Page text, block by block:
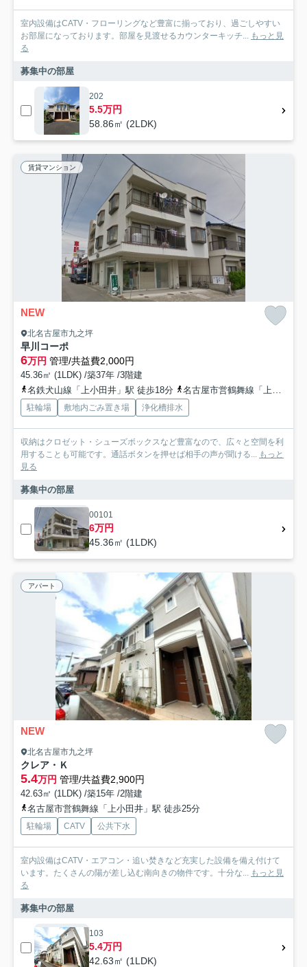
室内設備はCATV・フローリングなど豊富に揃っており、過ごしやすい
お部屋になっております。部屋を見渡せるカウンターキッチ... もっと見
る
募集中の部屋
202
5.5万円
58.86㎡ (2LDK)
賃貸マンション
NEW
北名古屋市九之坪
早川コーポ
6万円 管理/共益費2,000円
45.36㎡ (1LDK) /築37年 /3階建
名鉄犬山線「上小田井」駅 徒歩18分
名古屋市営鶴舞線「上小田井」駅 徒歩18分
駐輪場 敷地内ごみ置き場 浄化槽排水
収納はクロゼット・シューズボックスなど豊富なので、広々と空間を利
用することも可能です。通話ボタンを押せば相手の声が聞ける... もっと
見る
募集中の部屋
00101
6万円
45.36㎡ (1LDK)
アパート
NEW
北名古屋市九之坪
クレア・Ｋ
5.4万円 管理/共益費2,900円
42.63㎡ (1LDK) /築15年 /2階建
名古屋市営鶴舞線「上小田井」駅 徒歩25分
駐輪場 CATV 公共下水
室内設備はCATV・エアコン・追い焚きなど充実した設備を備え付けて
います。たくさんの陽が差し込む南向きの物件です。十分な... もっと見
る
募集中の部屋
103
5.4万円
42.63㎡ (1LDK)